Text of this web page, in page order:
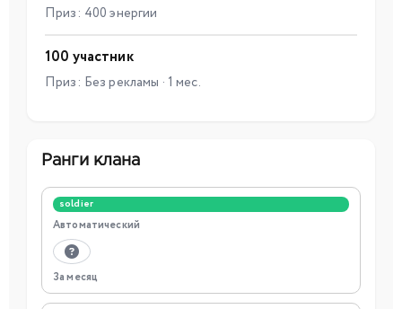
Приз: 400 энергии
100 участник
Приз: Без рекламы · 1 мес.
Ранги клана
soldier
Автоматический
За месяц